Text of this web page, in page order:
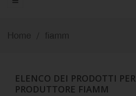
Home fiamm
ELENCO DEI PRODOTTI PER
PRODUTTORE FIAMM